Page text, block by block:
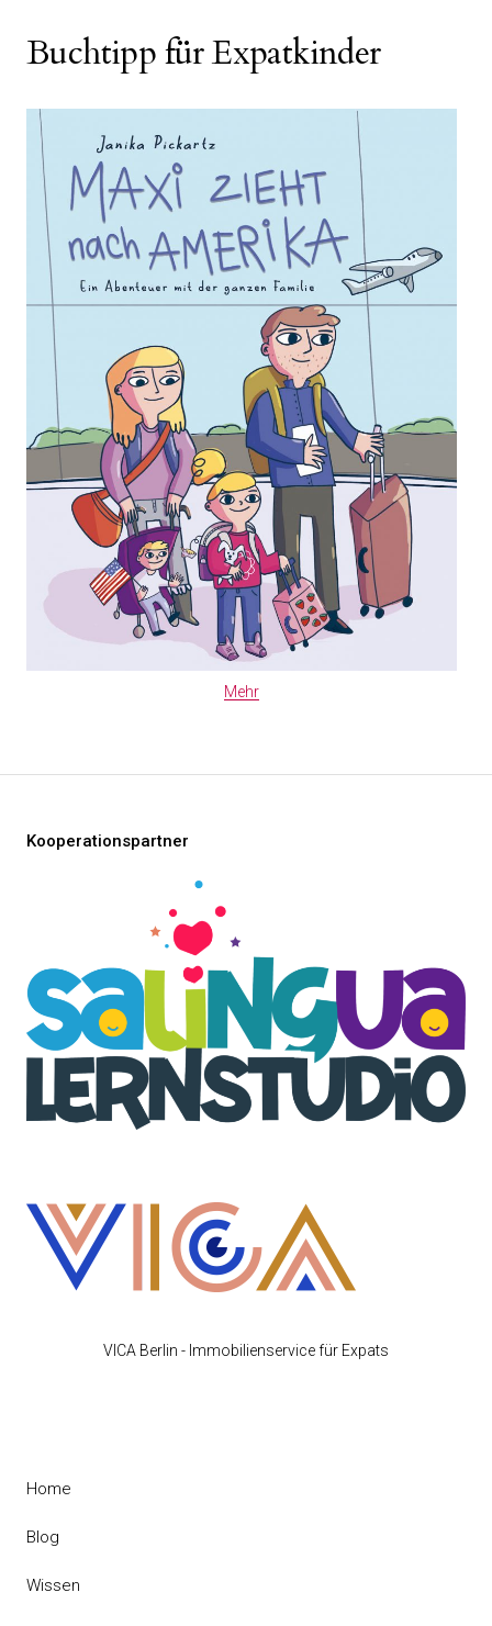
Buchtipp für Expatkinder
Mehr
Kooperationspartner
VICA Berlin - Immobilienservice für Expats
Home
Blog
Wissen